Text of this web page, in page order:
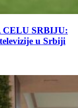
SRBIJU:
u Srbiji